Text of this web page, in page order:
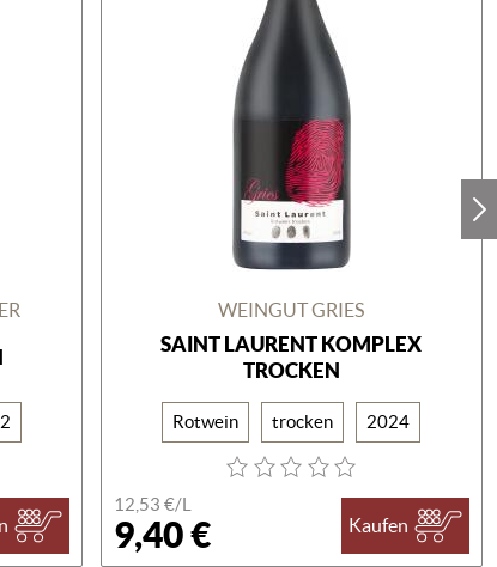
WEINGUT GRIES
SAINT LAURENT KOMPLEX
TROCKEN
Rotwein trocken 2024
12,53 €/L
9,40 € Kaufen